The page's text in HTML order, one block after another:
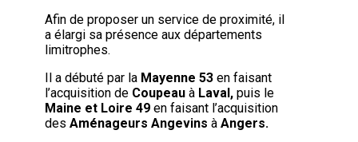
Afin de proposer un service de proximité, il
a élargi sa présence aux départements
limitrophes.
Il a débuté par la Mayenne 53 en faisant
l’acquisition de Coupeau à Laval, puis le
Maine et Loire 49 en faisant l’acquisition
des Aménageurs Angevins à Angers.